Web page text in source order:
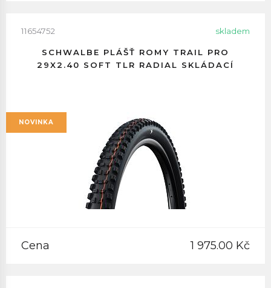
11654752 skladem
SCHWALBE PLÁŠŤ ROMY TRAIL PRO
29X2.40 SOFT TLR RADIAL SKLÁDACÍ
NOVINKA
Cena 1 975.00 Kč